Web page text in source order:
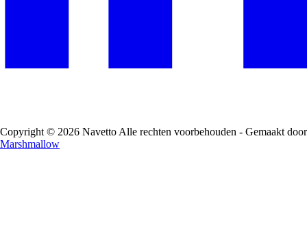
Copyright © 2026 Navetto Alle rechten voorbehouden - Gemaakt door
Marshmallow